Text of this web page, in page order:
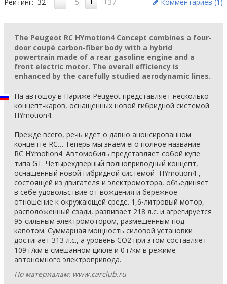
The Peugeot RC HYmotion4 Concept combines a four-
door coupé carbon-fiber body with a hybrid
powertrain made of a rear gasoline engine and a
front electric motor. The overall efficiency is
enhanced by the carefully studied aerodynamic lines.
На автошоу в Париже Peugeot представляет несколько
концепт-каров, оснащенных новой гибридной системой
HYmotion4.
Прежде всего, речь идет о давно анонсированном
концепте RC… Теперь мы знаем его полное название –
RC HYmotion4. Автомобиль представляет собой купе
типа GT. Четырехдверный полноприводный концепт,
оснащенный новой гибридной системой -HYmotion4-,
состоящей из двигателя и электромотора, объединяет
в себе удовольствие от вождения и бережное
отношение к окружающей среде. 1,6-литровый мотор,
расположенный сзади, развивает 218 л.с. и агрегируется
95-сильным электромотором, размещенным под
капотом. Суммарная мощность силовой установки
достигает 313 л.с., а уровень СО2 при этом составляет
109 г/км в смешанном цикле и 0 г/км в режиме
автономного электропривода.
По материалам: www.carclub.ru